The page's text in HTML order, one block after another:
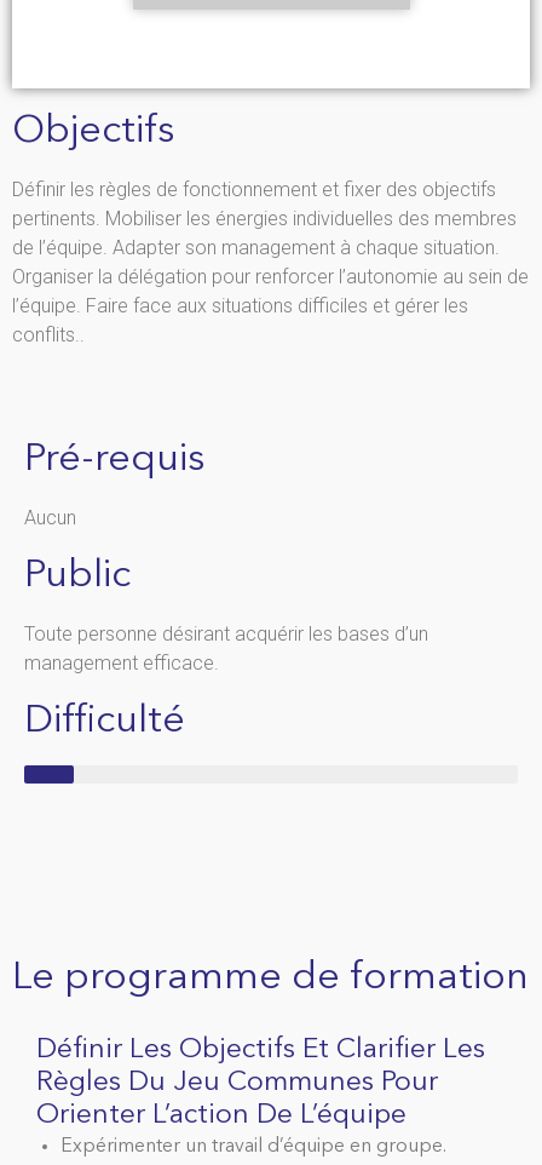
Objectifs
Définir les règles de fonctionnement et fixer des objectifs
pertinents. Mobiliser les énergies individuelles des membres
de l’équipe. Adapter son management à chaque situation.
Organiser la délégation pour renforcer l’autonomie au sein de
l’équipe. Faire face aux situations difficiles et gérer les
conflits..
Pré-requis
Aucun
Public
Toute personne désirant acquérir les bases d’un
management efficace.
Difficulté
Le programme de formation
Définir Les Objectifs Et Clarifier Les
Règles Du Jeu Communes Pour
Orienter L’action De L’équipe
Expérimenter un travail d’équipe en groupe.